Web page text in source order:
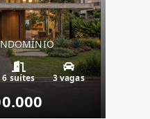
6 suítes 3 vagas